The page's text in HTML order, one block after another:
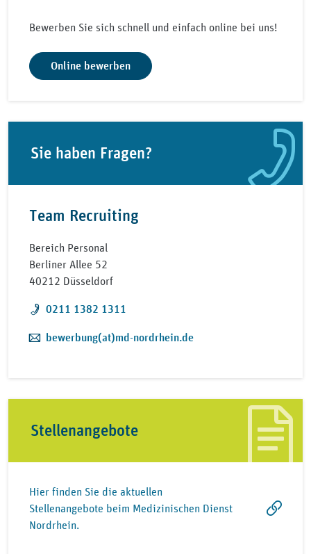
Bewerben Sie sich schnell und einfach online bei uns!
Online bewerben
Sie haben Fragen?
Team Recruiting
Bereich Personal
Berliner Allee 52
40212 Düsseldorf
Telefon:
0211 1382 1311
E-Mail:
bewerbung(at)md-nordrhein.de
Stellenangebote
Hier finden Sie die aktuellen
Stellenangebote beim Medizinischen Dienst
Nordrhein.